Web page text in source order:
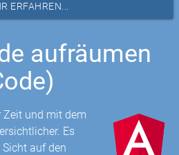
ERFAHREN...
aufräumen
Zeit und mit dem
Es
auf den